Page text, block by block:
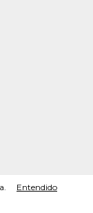
Entendido